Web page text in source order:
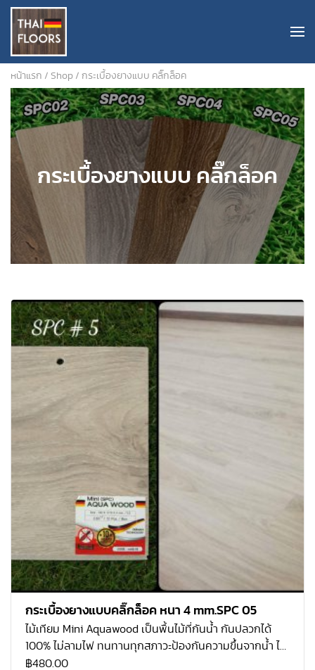
หน้าแรก / Shop / กระเบื้องยางแบบ คลิ๊กล็อค
กระเบื้องยางแบบ คลิ๊กล็อค
กระเบื้องยางแบบคลิ๊กล็อค หนา 4 mm.SPC 05
ไม้เทียม Mini Aquawood เป็นพื้นไม้ที่กันน้ำ กันปลวกได้
100% ไม่ลามไฟ ทนทานทุกสภาวะป้องกันความขึ้นจากน้ำ ได้
100% ทั้งป้องกันความร้อนจากแสงไฟและแสง UV จากดวง
฿480.00